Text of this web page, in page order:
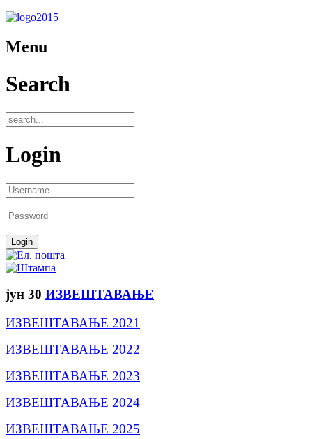
Menu
Search
Login
јун 30 ИЗВЕШТАВАЊЕ
ИЗВЕШТАВАЊЕ 2021
ИЗВЕШТАВАЊЕ 2022
ИЗВЕШТАВАЊЕ 2023
ИЗВЕШТАВАЊЕ 2024
ИЗВЕШТАВАЊЕ 2025